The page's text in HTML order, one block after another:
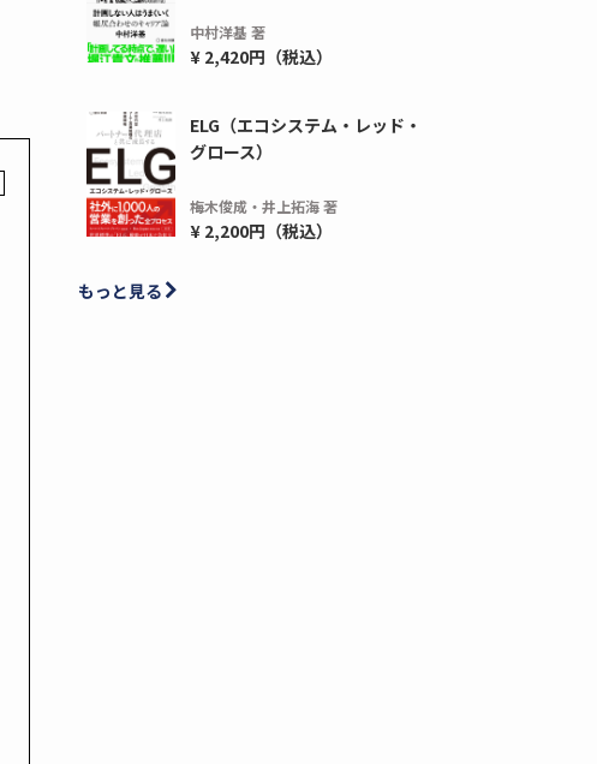
中村洋基 著
¥ 2,420円（税込）
ELG（エコシステム・レッド・
グロース）
梅木俊成・井上拓海 著
¥ 2,200円（税込）
もっと見る